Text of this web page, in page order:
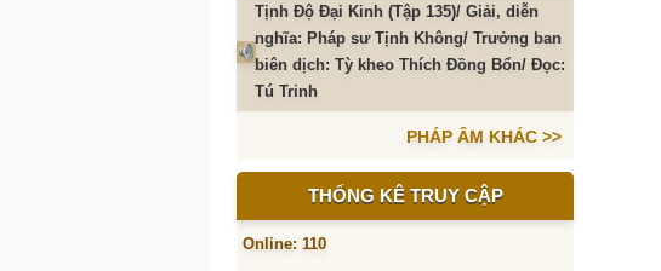
Tịnh Độ Đại Kinh (Tập 135)/ Giải, diễn
nghĩa: Pháp sư Tịnh Không/ Trưởng ban
biên dịch: Tỳ kheo Thích Đồng Bổn/ Đọc:
Tú Trinh
PHÁP ÂM KHÁC >>
THỐNG KÊ TRUY CẬP
Online: 110